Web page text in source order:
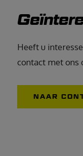
Heeft u
contact met ons
NAAR